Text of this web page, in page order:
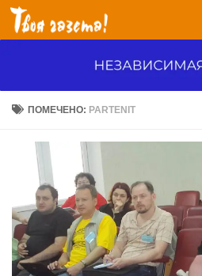
Перейти к содержимому
ПОМЕЧЕНО: PARTENIT